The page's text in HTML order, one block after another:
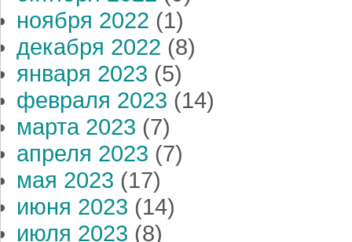
ноября 2022 (1)
декабря 2022 (8)
января 2023 (5)
февраля 2023 (14)
марта 2023 (7)
апреля 2023 (7)
мая 2023 (17)
июня 2023 (14)
июля 2023 (8)